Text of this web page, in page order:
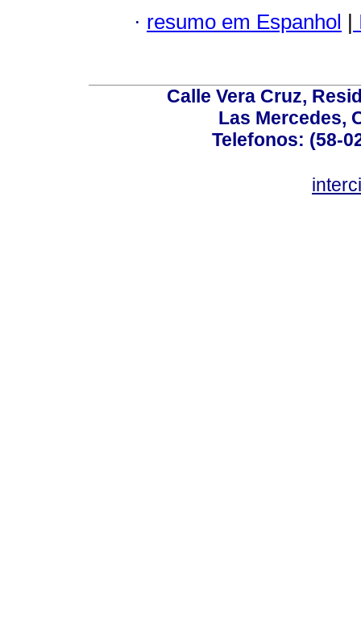
· resumo em Espanhol |
Calle Vera Cruz,
Las Mercedes,
Telefonos: (58-